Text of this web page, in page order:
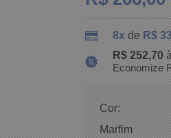
8xdeR$
R$ 252,70
Economize
Cor:
Marfim